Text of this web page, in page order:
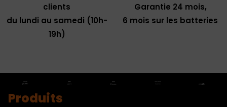
clients
du lundi au samedi (10h-
19h)
Garantie 24 mois,
6 mois sur les batteries
Produits